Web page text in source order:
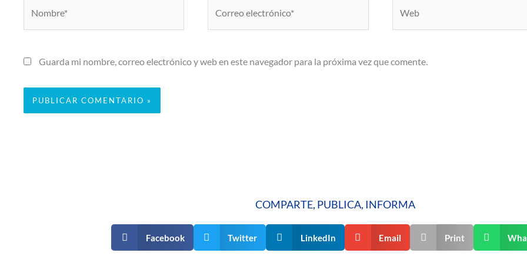
Guarda mi nombre, correo electrónico y web en este navegador para la próxima vez que comente.
COMPARTE, PUBLICA, INFORMA
Facebook Twitter LinkedIn Email Print